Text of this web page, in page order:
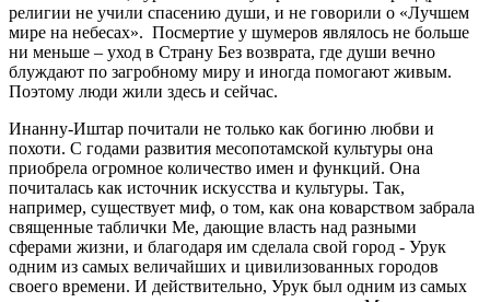
религии не учили спасению души, и не говорили о «Лучшем
мире на небесах». Посмертие у шумеров являлось не больше
ни меньше – уход в Страну Без возврата, где души вечно
блуждают по загробному миру и иногда помогают живым.
Поэтому люди жили здесь и сейчас.
Инанну-Иштар почитали не только как богиню любви и
похоти. С годами развития месопотамской культуры она
приобрела огромное количество имен и функций. Она
почиталась как источник искусства и культуры. Так,
например, существует миф, о том, как она коварством забрала
священные таблички Ме, дающие власть над разными
сферами жизни, и благодаря им сделала свой город - Урук
одним из самых величайших и цивилизованных городов
своего времени. И действительно, Урук был одним из самых